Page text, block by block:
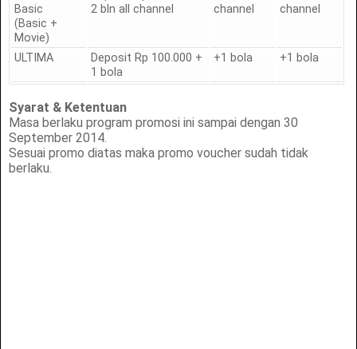
Basic
(Basic +
Movie)
2 bln all channel
channel
channel
ULTIMA
Deposit Rp 100.000 +
1 bola
+1 bola +1 bola
Syarat & Ketentuan
Masa berlaku program promosi ini sampai dengan 30
September 2014.
Sesuai promo diatas maka promo voucher sudah tidak
berlaku.